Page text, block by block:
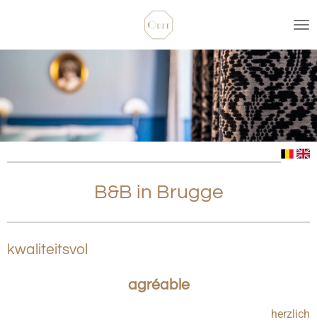
naar
hoofdinhoud
B&B in Brugge
kwaliteitsvol
agréable
herzlich